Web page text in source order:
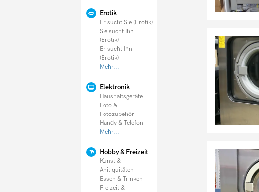
Erotik
Er sucht Sie (Erotik)
Sie sucht Ihn
(Erotik)
Er sucht Ihn
(Erotik)
Mehr...
Elektronik
Haushaltsgeräte
Foto &
Fotozubehör
Handy & Telefon
Mehr...
Hobby & Freizeit
Kunst &
Anitiquitäten
Essen & Trinken
Freizeit &